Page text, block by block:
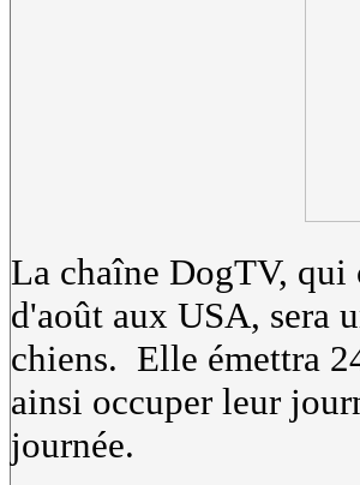
La chaîne DogTV, qui
d'août aux USA, sera
chiens. Elle émettra
ainsi occuper leur
journée.